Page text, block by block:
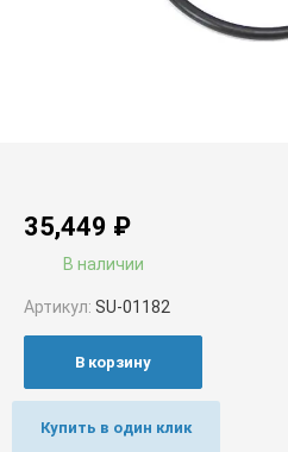
35,449 ₽
В наличии
Артикул: SU-01182
В корзину
Купить в один клик